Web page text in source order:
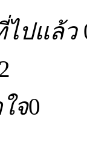
ไปแล้ว
จ0